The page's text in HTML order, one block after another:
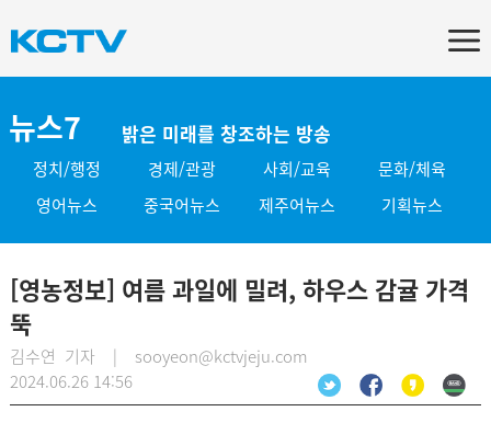
뉴스7 밝은 미래를 창조하는 방송
정치/행정 경제/관광 사회/교육
문화/체육
영어뉴스
중국어뉴스 제주어뉴스 기획뉴스
[영농정보] 여름 과일에 밀려, 하우스 감귤 가격
뚝
김수연 기자 | sooyeon@kctvjeju.com
2024.06.26 14:56